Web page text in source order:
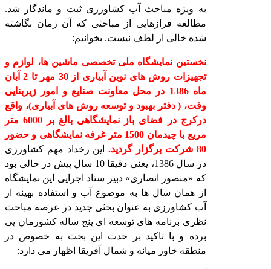
به ویژه مباحث آب کشاورزی ثبت و ماندگار شد.
مطالعه فرازهایی از مباحثی که آن زمان نگاشته
شده خالی از لطف نیست. بخوانیم:
نخستین نمایشگاه ملی تخصصی ماشین ها، لوازم و
تجهیزات روش های نوین آبیاری از 30 مهر تا 2 آبان
ماه 1386 در محل معاونت صنایع و امور زیربنایی
وقت، ( دفتر بهبود و توسعه روش های آبیاری)، واقع
درکرج در فضای باز نمایشگاهی بالغ بر 6000 متر
مربع با چیدمان 1500 متر غرفه نمایشگاهی و حضور
80 شرکت برگزار گردید.
این رخداد مهم کشاورزی
در سال 1386، یعنی دقیقا 10 سال پیش در حالی بود
که «منصور انصاری» دبیر ستاد اجرایی این نمایشگاه
از همان سال ها به موضوع آب و استفاده بهینه از
آب کشاورزی به عنوان بحثی جدید در عرصه مباحث
نظری برنامه های توسعه ای پنج ساله کشورمان پی
برده و با تاکید بر حدت این بحث به خصوص در
منطقه خاور میانه و شمال آفریقا اظهار می دارد: